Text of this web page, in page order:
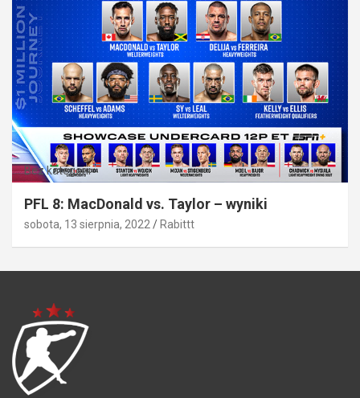
Bez kategorii
PFL 8: MacDonald vs. Taylor – wyniki
sobota, 13 sierpnia, 2022 Rabittt